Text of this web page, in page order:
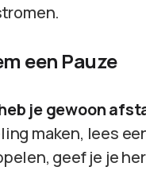
een Pauze
je gewoon
maken, lees
geef je je